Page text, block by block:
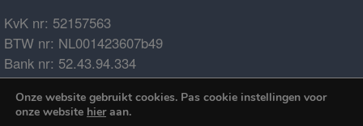
KvK nr: 52157563
BTW nr: NL001423607b49
Bank nr: 52.43.94.334
IBAN: NL68ABNA0524394334
BIC: ABNANL2A
Onze website gebruikt cookies. Pas cookie instellingen voor
onze website hieraan.